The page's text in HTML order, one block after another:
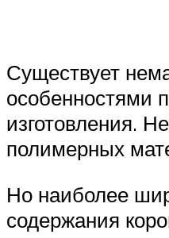
Существует
особенностями
изготовления.
полимерных
Но наиболее
содержания